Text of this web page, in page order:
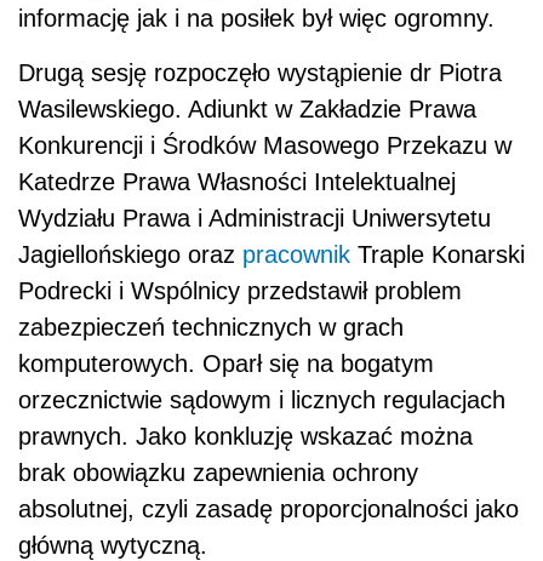
informację jak i na posiłek był więc ogromny.
Drugą sesję rozpoczęło wystąpienie dr Piotra
Wasilewskiego. Adiunkt w Zakładzie Prawa
Konkurencji i Środków Masowego Przekazu w
Katedrze Prawa Własności Intelektualnej
Wydziału Prawa i Administracji Uniwersytetu
Jagiellońskiego oraz pracownik Traple Konarski
Podrecki i Wspólnicy przedstawił problem
zabezpieczeń technicznych w grach
komputerowych. Oparł się na bogatym
orzecznictwie sądowym i licznych regulacjach
prawnych. Jako konkluzję wskazać można
brak obowiązku zapewnienia ochrony
absolutnej, czyli zasadę proporcjonalności jako
główną wytyczną.